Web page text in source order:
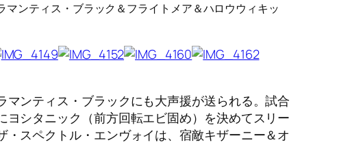
マンティス・ブラック＆フライトメア＆ハロウウィキッ
ンティス・ブラックにも大声援が送られる。試合
シタニック（前方回転エビ固め）を決めてスリー
スペクトル・エンヴォイは、宿敵キザーニー＆オ